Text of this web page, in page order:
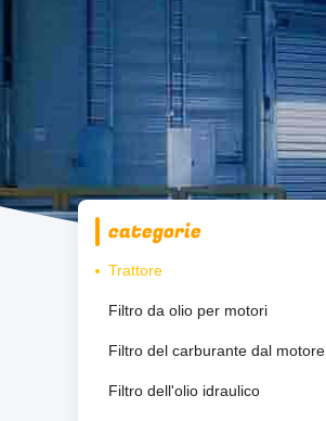
categorie
Trattore
Filtro da olio per motori
Filtro del carburante dal motore
Filtro dell'olio idraulico